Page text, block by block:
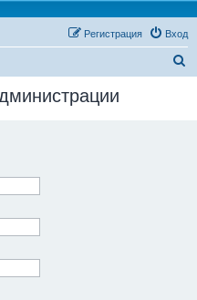
Вход
Регистрация